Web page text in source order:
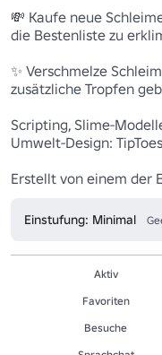
💸 Kaufe neue
die Bestenliste zu
✨ Verschmelze
zusätzliche Tropfen
Scripting, Slime-
Umwelt-Design:
Erstellt von einem der
Einstufung: Minimal
Aktiv
Favoriten
Besuche